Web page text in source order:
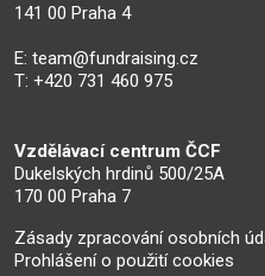
141 00 Praha 4
E: team@fundraising.cz
T: +420 731 460 975
Vzdělávací centrum ČCF
Dukelských hrdinů 500/25A
170 00 Praha 7
Zásady zpracování osobních
Prohlášení o použití cookies